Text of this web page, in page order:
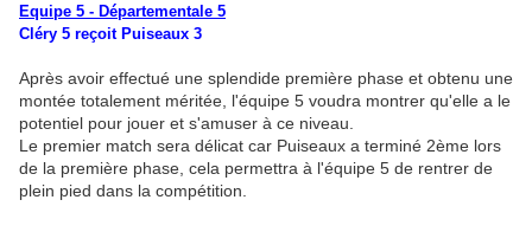
Equipe 5 - Départementale 5
Cléry 5 reçoit Puiseaux 3
Après avoir effectué une splendide première phase et obtenu une
montée totalement méritée, l'équipe 5 voudra montrer qu'elle a le
potentiel pour jouer et s'amuser à ce niveau.
Le premier match sera délicat car Puiseaux a terminé 2ème lors
de la première phase, cela permettra à l'équipe 5 de rentrer de
plein pied dans la compétition.